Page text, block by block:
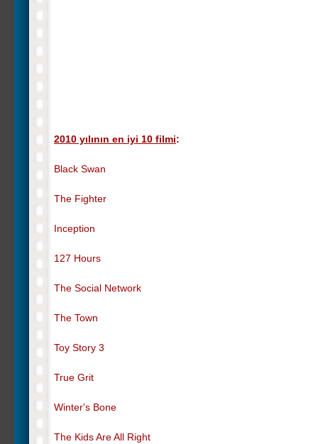
2010 yılının en iyi 10 filmi:
Black Swan
The Fighter
Inception
127 Hours
The Social Network
The Town
Toy Story 3
True Grit
Winter's Bone
The Kids Are All Right